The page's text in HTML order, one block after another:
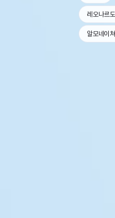
레오나르도
알모네이쳐